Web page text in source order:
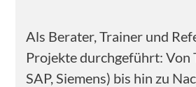
Als Berater, Trainer und
Projekte durchgeführt: Von
SAP, Siemens) bis hin zu